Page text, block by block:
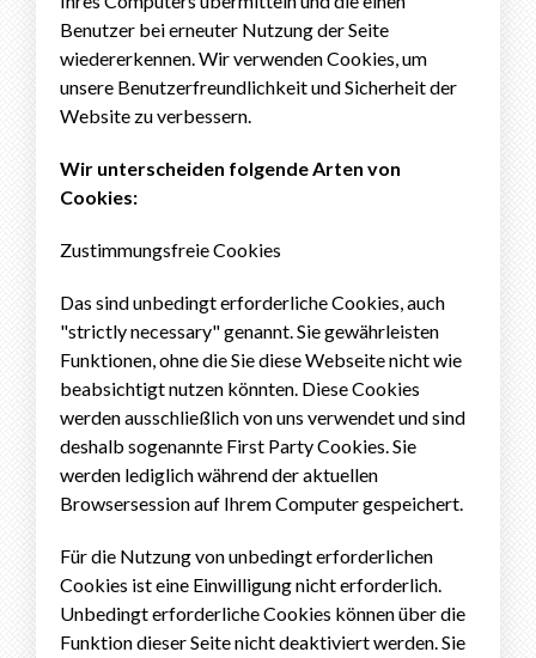
Benutzer bei erneuter Nutzung der Seite
wiedererkennen. Wir verwenden Cookies, um
unsere Benutzerfreundlichkeit und Sicherheit der
Website zu verbessern.
Wir unterscheiden folgende Arten von
Cookies:
Zustimmungsfreie Cookies
Das sind unbedingt erforderliche Cookies, auch
"strictly necessary" genannt. Sie gewährleisten
Funktionen, ohne die Sie diese Webseite nicht wie
beabsichtigt nutzen könnten. Diese Cookies
werden ausschließlich von uns verwendet und sind
deshalb sogenannte First Party Cookies. Sie
werden lediglich während der aktuellen
Browsersession auf Ihrem Computer gespeichert.
Für die Nutzung von unbedingt erforderlichen
Cookies ist eine Einwilligung nicht erforderlich.
Unbedingt erforderliche Cookies können über die
Funktion dieser Seite nicht deaktiviert werden. Sie